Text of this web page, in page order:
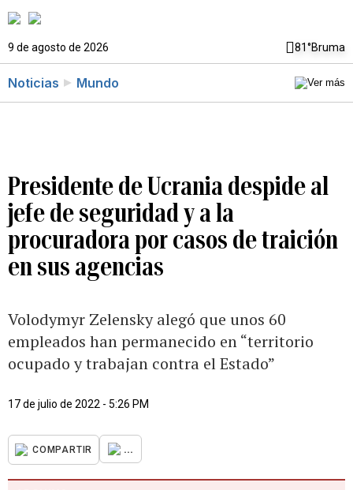
9 de agosto de 2026 81°Bruma
Noticias Mundo
Presidente de Ucrania despide al
jefe de seguridad y a la
procuradora por casos de traición
en sus agencias
Volodymyr Zelensky alegó que unos 60
empleados han permanecido en “territorio
ocupado y trabajan contra el Estado”
17 de julio de 2022 - 5:26 PM
COMPARTIR ...